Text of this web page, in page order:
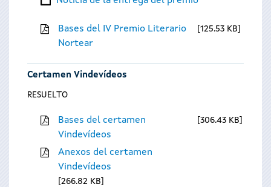
Bases del IV Premio Literario
Nortear
125.53 KB
Certamen Vindevídeos
RESUELTO
Bases del certamen
Vindevídeos
306.43 KB
Anexos del certamen
Vindevídeos
266.82 KB